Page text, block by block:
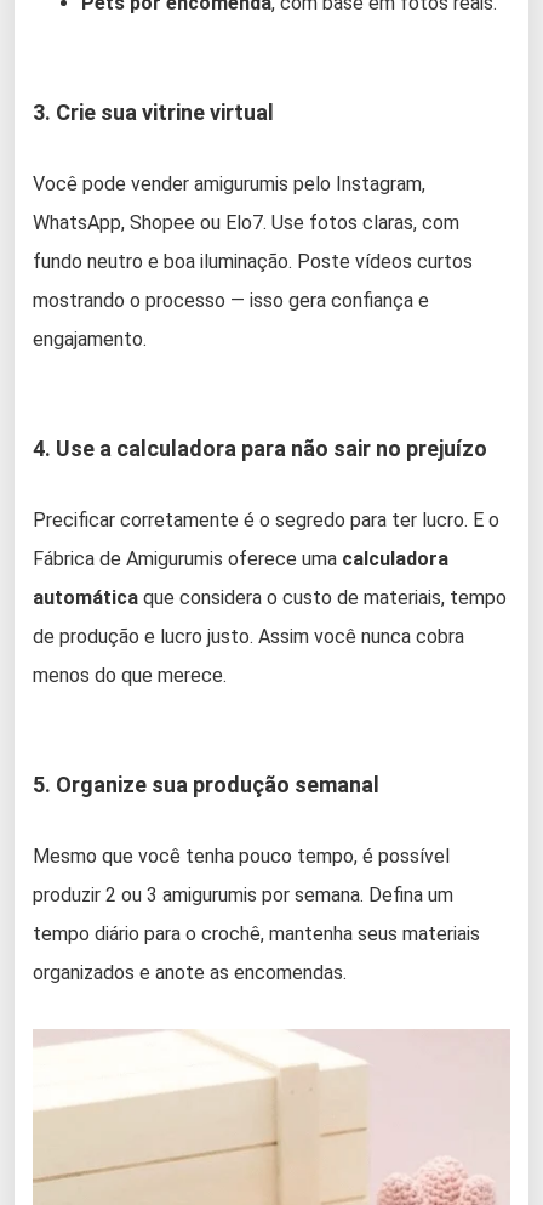
3. Crie sua vitrine virtual
Você pode vender amigurumis pelo Instagram,
WhatsApp, Shopee ou Elo7. Use fotos claras, com
fundo neutro e boa iluminação. Poste vídeos curtos
mostrando o processo — isso gera confiança e
engajamento.
4. Use a calculadora para não sair no prejuízo
Precificar corretamente é o segredo para ter lucro. E o
Fábrica de Amigurumis oferece uma calculadora
automática que considera o custo de materiais, tempo
de produção e lucro justo. Assim você nunca cobra
menos do que merece.
5. Organize sua produção semanal
Mesmo que você tenha pouco tempo, é possível
produzir 2 ou 3 amigurumis por semana. Defina um
tempo diário para o crochê, mantenha seus materiais
organizados e anote as encomendas.